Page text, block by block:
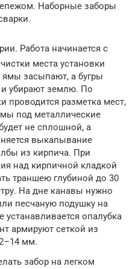
Наборные заборы
Работа начинается с
места установки
засыпают, а бугры
убирают землю. По
проводится разметка мест,
под металлические
не сплошной, а
выкапывание
из кирпича. При
над кирпичной кладкой
траншею глубиной до 30
На дне канавы нужно
песчаную подушку на
устанавливается опалубка
армируют сеткой из
мм.
забор на легком